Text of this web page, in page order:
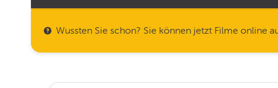
Wussten Sie schon? Sie können jetzt Filme online